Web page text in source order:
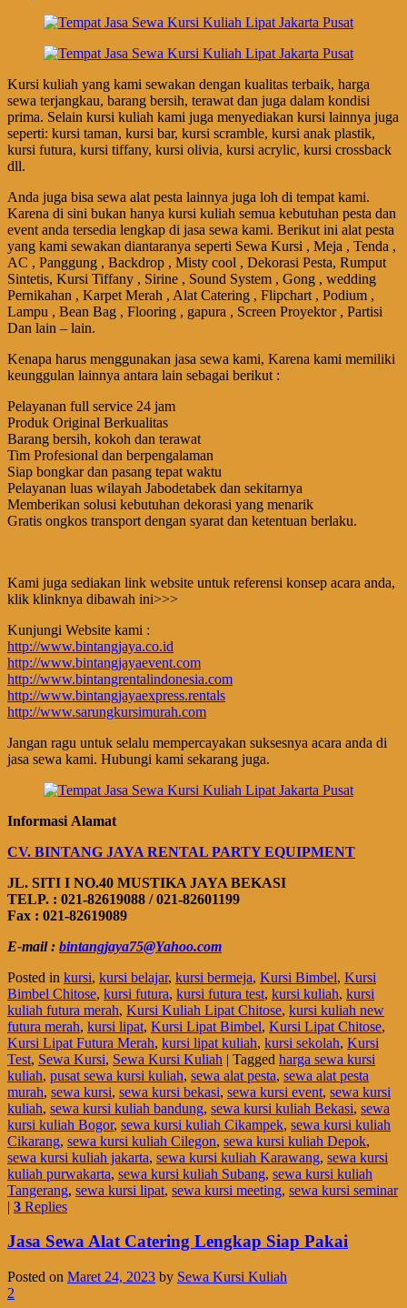
Kursi kuliah yang kami sewakan dengan kualitas terbaik, harga
sewa terjangkau, barang bersih, terawat dan juga dalam kondisi
prima. Selain kursi kuliah kami juga menyediakan kursi lainnya juga
seperti: kursi taman, kursi bar, kursi scramble, kursi anak plastik,
kursi futura, kursi tiffany, kursi olivia, kursi acrylic, kursi crossback
dll.
Anda juga bisa sewa alat pesta lainnya juga loh di tempat kami.
Karena di sini bukan hanya kursi kuliah semua kebutuhan pesta dan
event anda tersedia lengkap di jasa sewa kami. Berikut ini alat pesta
yang kami sewakan diantaranya seperti Sewa Kursi , Meja , Tenda ,
AC , Panggung , Backdrop , Misty cool , Dekorasi Pesta, Rumput
Sintetis, Kursi Tiffany , Sirine , Sound System , Gong , wedding
Pernikahan , Karpet Merah , Alat Catering , Flipchart , Podium ,
Lampu , Bean Bag , Flooring , gapura , Screen Proyektor , Partisi
Dan lain – lain.
Kenapa harus menggunakan jasa sewa kami, Karena kami memiliki
keunggulan lainnya antara lain sebagai berikut :
Pelayanan full service 24 jam
Produk Original Berkualitas
Barang bersih, kokoh dan terawat
Tim Profesional dan berpengalaman
Siap bongkar dan pasang tepat waktu
Pelayanan luas wilayah Jabodetabek dan sekitarnya
Memberikan solusi kebutuhan dekorasi yang menarik
Gratis ongkos transport dengan syarat dan ketentuan berlaku.
Kami juga sediakan link website untuk referensi konsep acara anda,
klik klinknya dibawah ini>>>
Kunjungi Website kami :
http://www.bintangjaya.co.id
http://www.bintangjayaevent.com
http://www.bintangrentalindonesia.com
http://www.bintangjayaexpress.rentals
http://www.sarungkursimurah.com
Jangan ragu untuk selalu mempercayakan suksesnya acara anda di
jasa sewa kami. Hubungi kami sekarang juga.
Informasi Alamat
CV. BINTANG JAYA RENTAL PARTY EQUIPMENT
JL. SITI I NO.40 MUSTIKA JAYA BEKASI
TELP. : 021-82619088 / 021-82601199
Fax : 021-82619089
E-mail : bintangjaya75@Yahoo.com
Posted in kursi, kursi belajar, kursi bermeja, Kursi Bimbel, Kursi
Bimbel Chitose, kursi futura, kursi futura test, kursi kuliah, kursi
kuliah futura merah, Kursi Kuliah Lipat Chitose, kursi kuliah new
futura merah, kursi lipat, Kursi Lipat Bimbel, Kursi Lipat Chitose,
Kursi Lipat Futura Merah, kursi lipat kuliah, kursi sekolah, Kursi
Test, Sewa Kursi, Sewa Kursi Kuliah | Tagged harga sewa kursi
kuliah, pusat sewa kursi kuliah, sewa alat pesta, sewa alat pesta
murah, sewa kursi, sewa kursi bekasi, sewa kursi event, sewa kursi
kuliah, sewa kursi kuliah bandung, sewa kursi kuliah Bekasi, sewa
kursi kuliah Bogor, sewa kursi kuliah Cikampek, sewa kursi kuliah
Cikarang, sewa kursi kuliah Cilegon, sewa kursi kuliah Depok,
sewa kursi kuliah jakarta, sewa kursi kuliah Karawang, sewa kursi
kuliah purwakarta, sewa kursi kuliah Subang, sewa kursi kuliah
Tangerang, sewa kursi lipat, sewa kursi meeting, sewa kursi seminar
| 3 Replies
Jasa Sewa Alat Catering Lengkap Siap Pakai
Posted on Maret 24, 2023 by Sewa Kursi Kuliah
2